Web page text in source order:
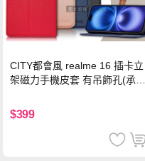
CITY都會風 realme 16 插卡立
架磁力手機皮套 有吊飾孔(承諾
$399